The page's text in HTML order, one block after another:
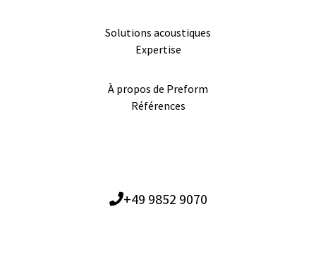
Solutions acoustiques
Expertise
À propos de Preform
Références
+49 9852 9070